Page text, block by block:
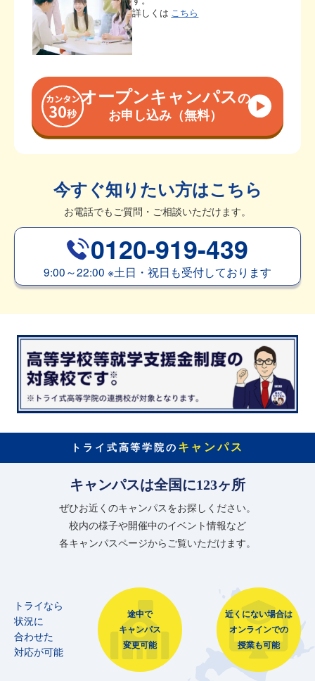
詳しくは こちら
オープンキャンパスの
お申し込み（無料）
今すぐ知りたい方はこちら
お電話でもご質問・ご相談いただけます。
0120-919-439
9:00～22:00 ※土日・祝日も受付しております
トライ式高等学院の キャンパス
キャンパスは全国に123ヶ所
ぜひお近くのキャンパスをお探しください。
校内の様子や開催中のイベント情報など
各キャンパスページからご覧いただけます。
トライなら
状況に
合わせた
対応が可能
途中で
キャンパス
変更可能
近くにない場合は
オンラインでの
授業も可能